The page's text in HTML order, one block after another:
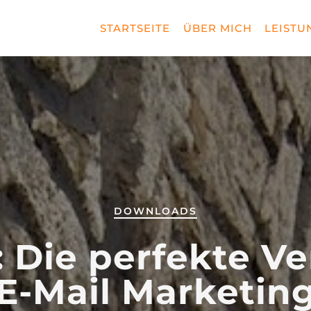
STARTSEITE ÜBER MICH
DOWNLOADS
perfekte
Mail